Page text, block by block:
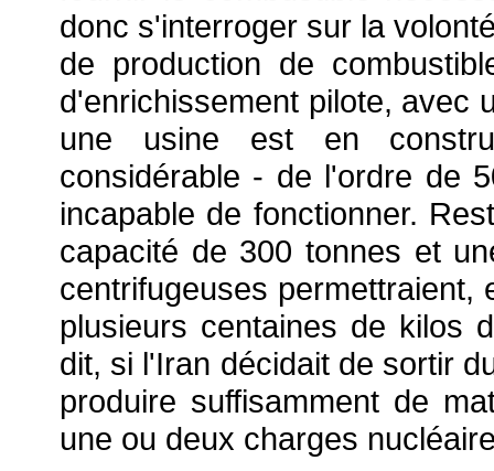
donc s'interroger sur la
de production de
d'enrichissement pilote, avec
une usine est en
considérable - de l'ordre de
incapable de fonctionner.
capacité de 300 tonnes et
centrifugeuses permettraient,
plusieurs centaines de kilos
dit, si l'Iran décidait de sortir
produire suffisamment de
une ou deux charges